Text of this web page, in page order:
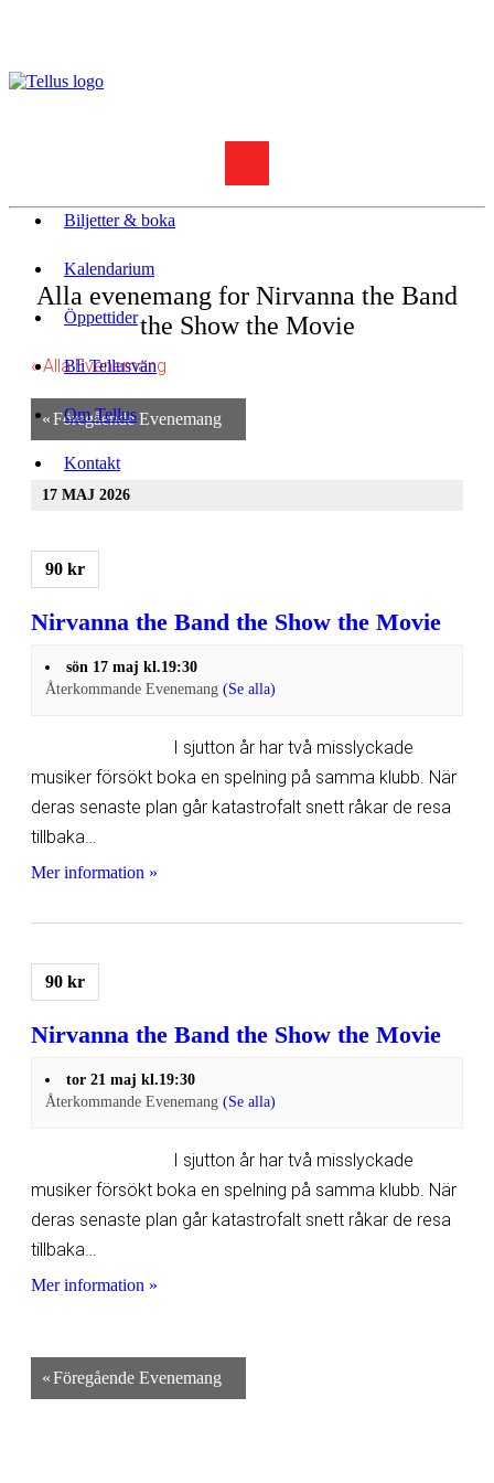
Biljetter & boka
Kalendarium
Öppettider
Bli Tellusvän
Om Tellus
Kontakt
Alla evenemang for Nirvanna the Band
the Show the Movie
« Alla Evenemang
«Föregående Evenemang
17 MAJ 2026
90 kr
Nirvanna the Band the Show the Movie
sön 17 maj kl.19:30
Återkommande Evenemang (Se alla)
I sjutton år har två misslyckade
musiker försökt boka en spelning på samma klubb. När
deras senaste plan går katastrofalt snett råkar de resa
tillbaka…
Mer information »
90 kr
Nirvanna the Band the Show the Movie
tor 21 maj kl.19:30
Återkommande Evenemang (Se alla)
I sjutton år har två misslyckade
musiker försökt boka en spelning på samma klubb. När
deras senaste plan går katastrofalt snett råkar de resa
tillbaka…
Mer information »
«Föregående Evenemang